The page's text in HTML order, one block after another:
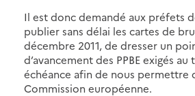
Il est donc demandé aux préfets
publier sans délai les cartes de
décembre 2011, de dresser un
d’avancement des PPBE exigés
échéance afin de nous permettre
Commission européenne.